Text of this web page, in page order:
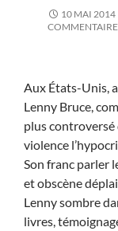
10 MAI 2014
COMMENTAIRE
Aux États-Unis,
Lenny Bruce,
plus controversé
violence
Son franc parler
et obscène
Lenny sombre
livres,